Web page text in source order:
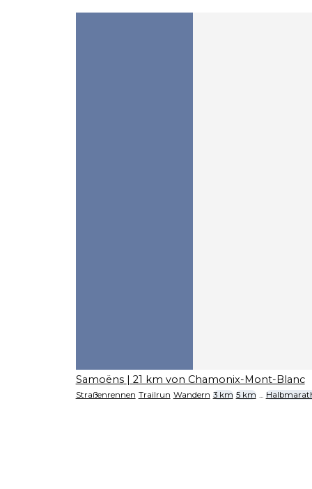
Samoëns | 21 km von Chamonix-Mont-Blanc
Straßenrennen Trailrun Wandern 3 km 5 km ...